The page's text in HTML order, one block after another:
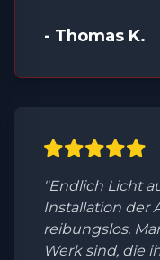
- Thomas K.
"Endlich Licht
Installation der
reibungslos.
Werk sind, die